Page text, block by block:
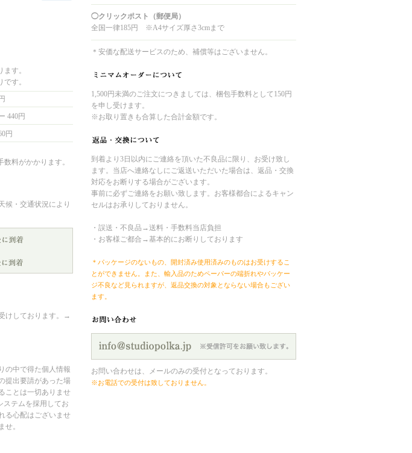
す。
す。
440円
円
料がかかります。
候・交通状況により
けしております。→
の中で得た個人情報
提出要請があった場
ことは一切ありませ
ステムを採用してお
る心配はございませ
せ。
◯クリックポスト（郵便局）
全国一律185円 ※A4サイズ厚さ3cmまで
＊安価な配送サービスのため、補償等はございません。
1,500円未満のご注文につきましては、梱包手数料として150円
を申し受けます。
※お取り置きも合算した合計金額です。
到着より3日以内にご連絡を頂いた不良品に限り、お受け致し
ます。当店へ連絡なしにご返送いただいた場合は、返品・交換
対応をお断りする場合がございます。
事前に必ずご連絡をお願い致します。お客様都合によるキャン
セルはお承りしておりません。
・誤送・不良品→送料・手数料当店負担
・お客様ご都合→基本的にお断りしております
＊パッケージのないもの、開封済み使用済みのものはお受けするこ
とができません。また、輸入品のためペーパーの端折れやパッケー
ジ不良など見られますが、返品交換の対象とならない場合もござい
ます。
お問い合わせは、メールのみの受付となっております。
※お電話での受付は致しておりません。